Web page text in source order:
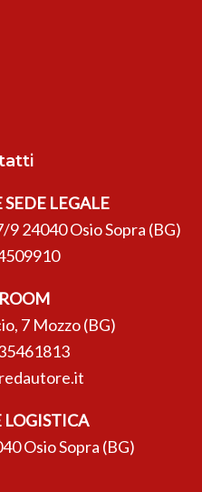
LEGALE
9 24040 Osio Sopra (BG)
7 Mozzo (BG)
LOGISTICA
Osio Sopra (BG)